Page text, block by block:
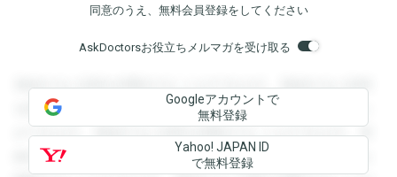
同意のうえ、無料会員登録をしてください
AskDoctorsお役立ちメルマガを受け取る
登録すると回答を閲覧することができます。登録すると回答
を閲覧することができます。登録すると回答を閲覧すること
ができます。登録すると回答を閲覧することができます。登
録すると回答を閲覧することができます。登録すると回答を
Googleアカウントで
無料登録
Yahoo! JAPAN ID
で無料登録